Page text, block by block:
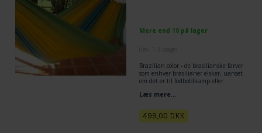
Mere end 10 på lager
Brazilian color - de brasilianske farver
som enhver brasilianer elsker, uanset
om det er til fodboldkamp eller
gengivet i en vidunderlig robust
Læs mere...
499,00 DKK